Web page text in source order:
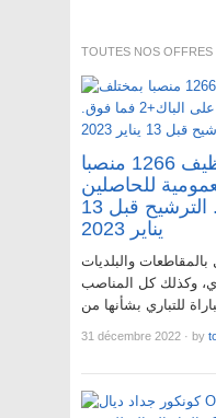
TOUTES NOS OFFRES
الوظيفة العمومية: توظيف 1266 منصبا
للحاصلين
على الباك+2 فما فوق. الترشيح قبل 13
يناير 2023
والبلديات
وكذلك كل المناصب
31 décembre 2022 · by